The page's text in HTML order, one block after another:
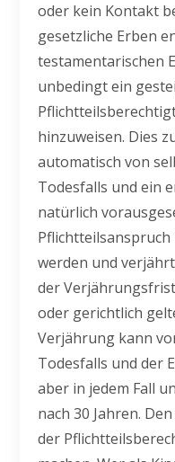
oder kein Kontakt
gesetzliche Erben
testamentarischen
unbedingt ein
hinzuweisen. Dies
automatisch von
Todesfalls und ein
natürlich
werden und
der
oder gerichtlich
Verjährung kann
Todesfalls und der
aber in jedem Fall
nach 30 Jahren.
der